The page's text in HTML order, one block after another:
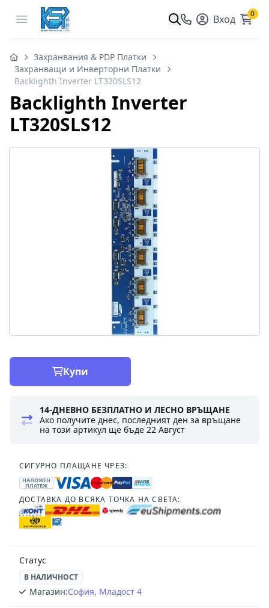
Open menu Вход 0
Захранвания & PDP Платки
Захранващи и Инверторни Платки
Backlighth Inverter LT320SLS12
Backlighth Inverter
LT320SLS12
Купи
14-ДНЕВНО БЕЗПЛАТНО И ЛЕСНО ВРЪЩАНЕ
Ако получите днес, последният ден за връщане
на този артикул ще бъде22 Август
СИГУРНО ПЛАЩАНЕ ЧРЕЗ:
НАЛОЖЕН
ПЛАТЕЖ
ДОСТАВКА ДО ВСЯКА ТОЧКА НА СВЕТА:
Статус
В НАЛИЧНОСТ
Магазин:София, Младост 4